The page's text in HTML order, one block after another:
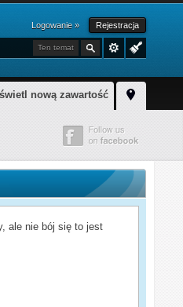
Logowanie » Rejestracja
Ten temat
nową zawartość
ale nie bój się to jest